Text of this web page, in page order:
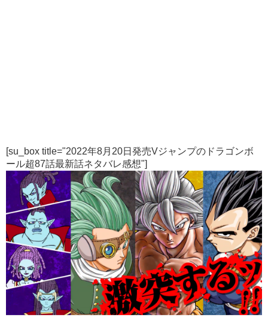
[su_box title="2022年8月20日発売Vジャンプのドラゴンボ
ール超87話最新話ネタバレ感想"]